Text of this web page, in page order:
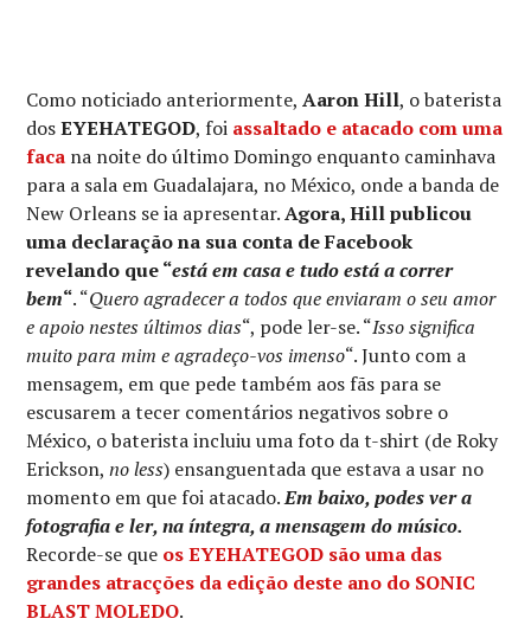
Como noticiado anteriormente,Aaron Hill, o baterista
dosEYEHATEGOD, foi assaltado e atacado com uma
faca na noite do último Domingo enquanto caminhava
para a sala em Guadalajara, no México, onde a banda de
New Orleans se ia apresentar.Agora, Hill publicou
uma declaração na sua conta de Facebook
revelando que “está em casa e tudo está a correr
bem“. “Quero agradecer a todos que enviaram o seu amor
e apoio nestes últimos dias“, pode ler-se. “Isso significa
muito para mim e agradeço-vos imenso“. Junto com a
mensagem, em que pede também aos fãs para se
escusarem a tecer comentários negativos sobre o
México, o baterista incluiu uma foto da t-shirt (de Roky
Erickson,no less) ensanguentada que estava a usar no
momento em que foi atacado.Em baixo, podes ver a
fotografia e ler, na íntegra, a mensagem do músico.
Recorde-se que os EYEHATEGOD são uma das
grandes atracções da edição deste ano do SONIC
BLAST MOLEDO.